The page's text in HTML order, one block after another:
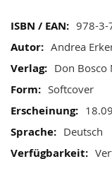
Mehr
Informationen
978-3-
Andrea
Don Bosco
Softcover
Deutsch